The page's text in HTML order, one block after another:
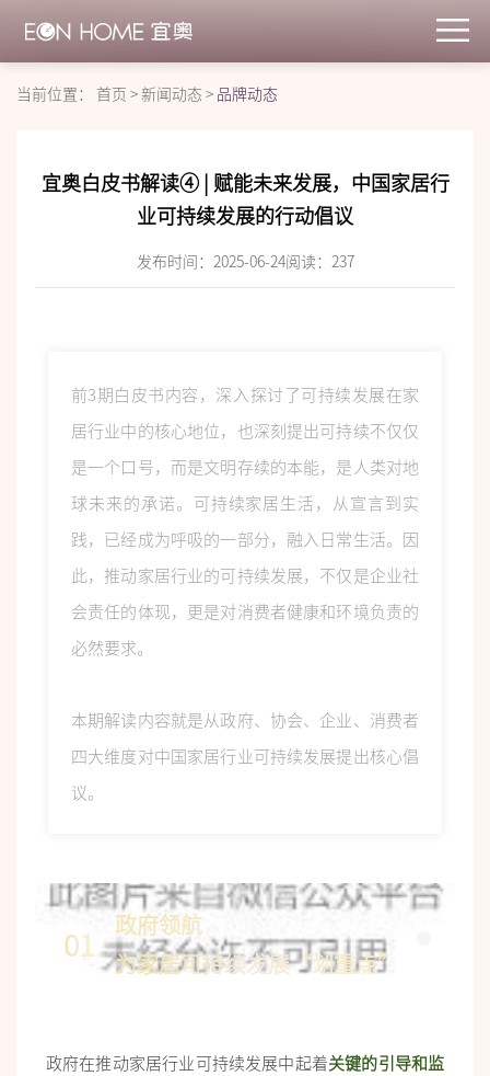
当前位置： 首页 >新闻动态 > 品牌动态
宜奥白皮书解读④ | 赋能未来发展，中国家居行
业可持续发展的行动倡议
发布时间：2025-06-24阅读： 237
前3期白皮书内容，深入探讨了可持续发展在家
居行业中的核心地位，也深刻提出可持续不仅仅
是一个口号，而是文明存续的本能，是人类对地
球未来的承诺。可持续家居生活，从宣言到实
践，已经成为呼吸的一部分，融入日常生活。因
此，推动家居行业的可持续发展，不仅是企业社
会责任的体现，更是对消费者健康和环境负责的
必然要求。
本期解读内容就是从政府、协会、企业、消费者
四大维度对中国家居行业可持续发展提出核心倡
议。
01
政府领航
为家居可持续发展“划重点”
政府在推动家居行业可持续发展中起着关键的引导和监